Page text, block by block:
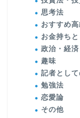
思考法
おすすめ
お金持ち
政治・経
趣味
記者とし
勉強法
恋愛論
その他